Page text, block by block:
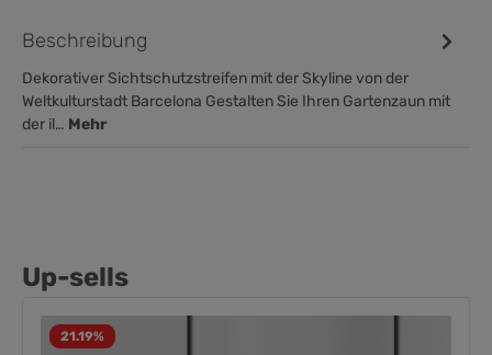
Beschreibung
Dekorativer Sichtschutzstreifen mit der Skyline von der
Weltkulturstadt Barcelona Gestalten Sie Ihren Gartenzaun mit
der il… Mehr
Up-sells
21.19%